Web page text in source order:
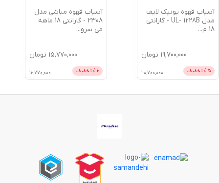
آسیاب قهوه یونیک لایف
مدل UL- 1228B - گارانتی
18 م
...
19,700,000 تومان
5 % تخفیف 20,700,000
آسیاب قهوه مباشی مدل
2308 - گارانتی 18 ماهه
می سرو...
15,770,000 تومان
6 % تخفیف 16,770,000